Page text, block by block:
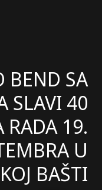
BEND SA
SLAVI 40
RADA 19.
U
BAŠTI